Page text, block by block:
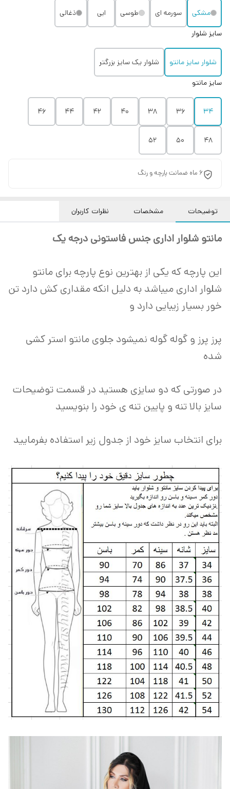
مشکی سورمه ای طوسی ابی
ذغالی
سایز شلوار
شلوار سایز مانتو
شلوار یک سایز بزرگتر
سایز مانتو
۳۴ ۳۶ ۳۸ ۴۰ ۴۲ ۴۴ ۴۶
۴۸ ۵۰ ۵۲
۶ ماه ضمانت پارچه و رنگ
توضیحات مشخصات نظرات کاربران
مانتو شلوار اداری جنس فاستونی درجه یک
این پارچه که یکی از بهترین نوع پارچه برای مانتو
شلوار اداری میباشد به دلیل انکه مقداری کش دارد تن
خور بسیار زیبایی دارد و
پرز پرز و گوله گوله نمیشود جلوی مانتو استر کشی
شده
در صورتی که دو سایزی هستید در قسمت توضیحات
سایز بالا تنه و پایین تنه ی خود را بنویسید
برای انتخاب سایز خود از جدول زیر استفاده بفرمایید